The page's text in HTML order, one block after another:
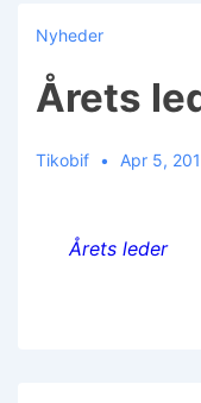
Nyheder
Årets
Tikobif Apr 5,
Årets leder